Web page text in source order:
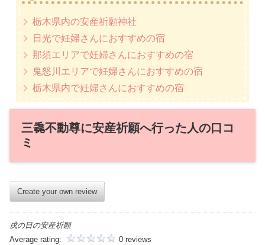
栃木県内の安産祈願神社
日光で妊婦さんにおすすめの宿
那須エリアで妊婦さんにおすすめの宿
鬼怒川エリアで妊婦さんにおすすめの宿
栃木県内で妊婦さんにおすすめの宿
三毳不動尊に安産祈願へ行った人の口コ
ミ
Create your own review
戌の日の安産祈願
Average rating:
0 reviews